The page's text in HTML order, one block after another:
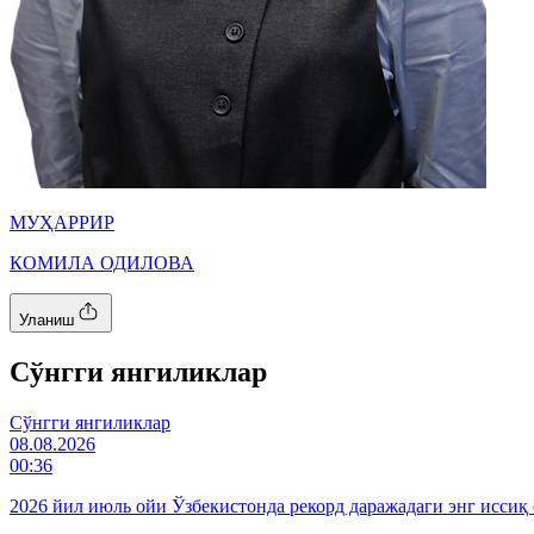
МУҲАРРИР
КОМИЛА ОДИЛОВА
Уланиш
Cўнгги янгиликлар
Cўнгги янгиликлар
08.08.2026
00:36
2026 йил июль ойи Ўзбекистонда рекорд даражадаги энг